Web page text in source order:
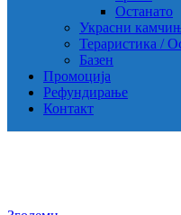
Останато
Украсни
Тераристика /
Базен
Промоција
Рефундирање
Контакт